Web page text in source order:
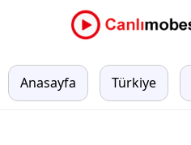
Anasayfa Türkiye